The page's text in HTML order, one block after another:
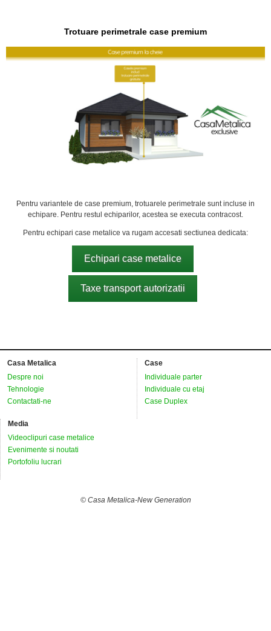
Trotuare perimetrale case premium
Pentru variantele de case premium, trotuarele perimetrale sunt incluse in
echipare. Pentru restul echiparilor, acestea se executa contracost.
Pentru echipari case metalice va rugam accesati sectiunea dedicata:
Echipari case metalice
Taxe transport autorizatii
Casa Metalica
Despre noi
Tehnologie
Contactati-ne
Case
Individuale parter
Individuale cu etaj
Case Duplex
Media
Videoclipuri case metalice
Evenimente si noutati
Portofoliu lucrari
© Casa Metalica-New Generation